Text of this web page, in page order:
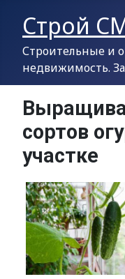
Строй
Строительные и
недвижимость.
сортов
участке